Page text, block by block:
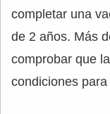
completar una
de 2 años. Más
comprobar que
condiciones para